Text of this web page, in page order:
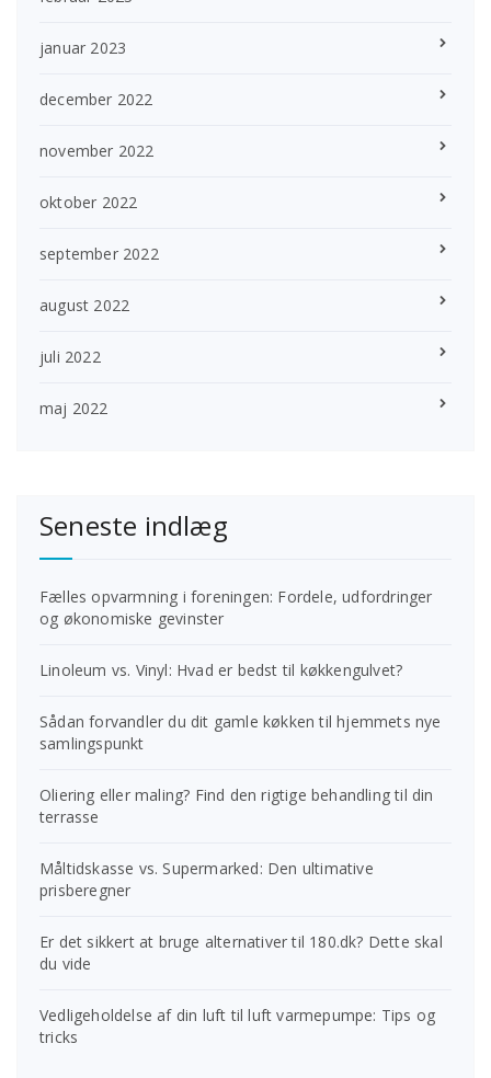
januar 2023
december 2022
november 2022
oktober 2022
september 2022
august 2022
juli 2022
maj 2022
Seneste indlæg
Fælles opvarmning i foreningen: Fordele, udfordringer
og økonomiske gevinster
Linoleum vs. Vinyl: Hvad er bedst til køkkengulvet?
Sådan forvandler du dit gamle køkken til hjemmets nye
samlingspunkt
Oliering eller maling? Find den rigtige behandling til din
terrasse
Måltidskasse vs. Supermarked: Den ultimative
prisberegner
Er det sikkert at bruge alternativer til 180.dk? Dette skal
du vide
Vedligeholdelse af din luft til luft varmepumpe: Tips og
tricks